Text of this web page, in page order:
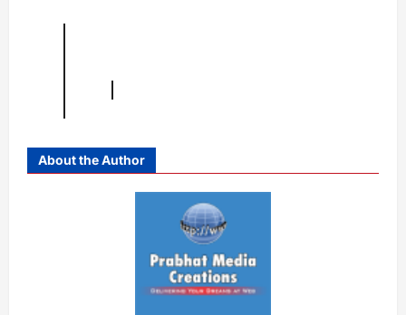
About the Author